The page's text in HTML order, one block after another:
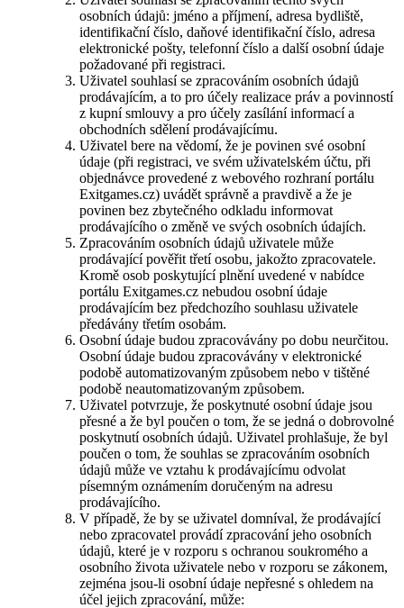
osobních údajů: jméno a příjmení, adresa bydliště,
identifikační číslo, daňové identifikační číslo, adresa
elektronické pošty, telefonní číslo a další osobní údaje
požadované při registraci.
Uživatel souhlasí se zpracováním osobních údajů
prodávajícím, a to pro účely realizace práv a povinností
z kupní smlouvy a pro účely zasílání informací a
obchodních sdělení prodávajícímu.
Uživatel bere na vědomí, že je povinen své osobní
údaje (při registraci, ve svém uživatelském účtu, při
objednávce provedené z webového rozhraní portálu
Exitgames.cz) uvádět správně a pravdivě a že je
povinen bez zbytečného odkladu informovat
prodávajícího o změně ve svých osobních údajích.
Zpracováním osobních údajů uživatele může
prodávající pověřit třetí osobu, jakožto zpracovatele.
Kromě osob poskytující plnění uvedené v nabídce
portálu Exitgames.cz nebudou osobní údaje
prodávajícím bez předchozího souhlasu uživatele
předávány třetím osobám.
Osobní údaje budou zpracovávány po dobu neurčitou.
Osobní údaje budou zpracovávány v elektronické
podobě automatizovaným způsobem nebo v tištěné
podobě neautomatizovaným způsobem.
Uživatel potvrzuje, že poskytnuté osobní údaje jsou
přesné a že byl poučen o tom, že se jedná o dobrovolné
poskytnutí osobních údajů. Uživatel prohlašuje, že byl
poučen o tom, že souhlas se zpracováním osobních
údajů může ve vztahu k prodávajícímu odvolat
písemným oznámením doručeným na adresu
prodávajícího.
V případě, že by se uživatel domníval, že prodávající
nebo zpracovatel provádí zpracování jeho osobních
údajů, které je v rozporu s ochranou soukromého a
osobního života uživatele nebo v rozporu se zákonem,
zejména jsou-li osobní údaje nepřesné s ohledem na
účel jejich zpracování, může: